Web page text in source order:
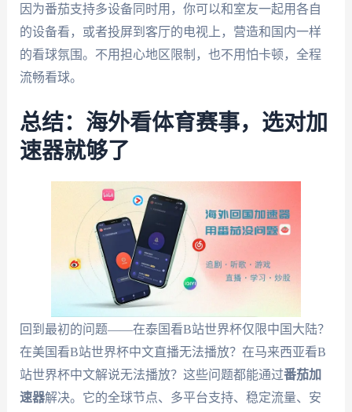
因为番茄支持多设备同时用，你可以和室友一起用各自
的设备看，或者投屏到客厅的电视上，营造和国内一样
的看球氛围。不用担心地区限制，也不用怕卡顿，全程
流畅看球。
总结：海外看体育赛事，选对加
速器就够了
回到最初的问题——在泰国看B站世界杯仅限中国大陆？
在美国看B站世界杯中文直播无法播放？在马来西亚看B
站世界杯中文解说无法播放？这些问题都能通过番茄加
速器解决。它的全球节点、多平台支持、稳定流量、安